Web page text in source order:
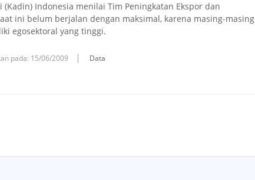
(Kadin) Indonesia menilai Tim Peningkatan Ekspor dan
ini belum berjalan dengan maksimal, karena masing-masing
egosektoral yang tinggi.
pada: 15/06/2009 Data